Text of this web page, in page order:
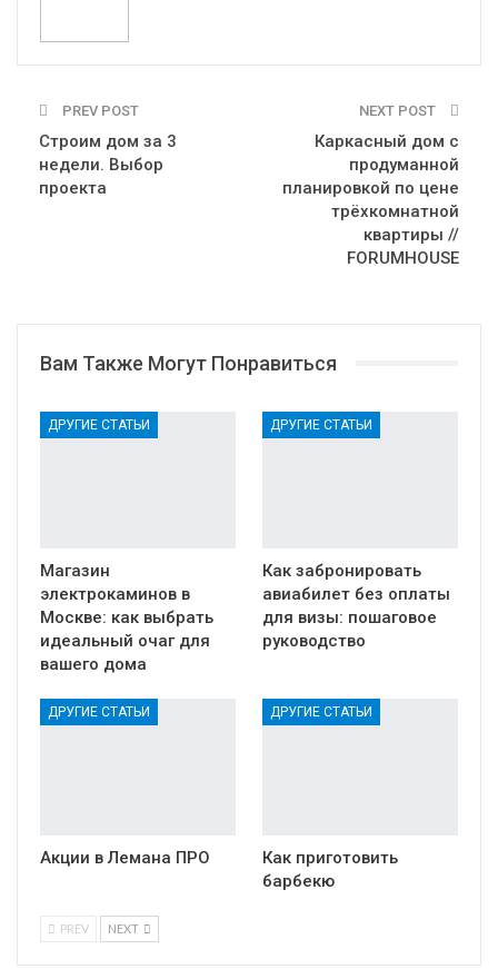
PREV POST
Строим дом за 3
недели. Выбор
проекта
NEXT POST
Каркасный дом с
продуманной
планировкой по цене
трёхкомнатной
квартиры //
FORUMHOUSE
Вам Также Могут Понравиться
ДРУГИЕ СТАТЬИ
Магазин
электрокаминов в
Москве: как выбрать
идеальный очаг для
вашего дома
ДРУГИЕ СТАТЬИ
Как забронировать
авиабилет без оплаты
для визы: пошаговое
руководство
ДРУГИЕ СТАТЬИ
Акции в Лемана ПРО
ДРУГИЕ СТАТЬИ
Как приготовить
барбекю
PREV NEXT